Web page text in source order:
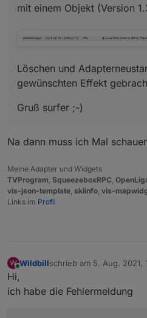
mit einem Objekt (Version
Löschen und
gewünschten Effekt
Gruß surfer ;-)
Na dann muss ich Mal
Meine Adapter und Widgets
TVProgram, SqueezeboxRPC,
vis-json-template, skiinfo, vis-
Links im Profil
W Wildbillschrieb am 5. Aug. 2021,
zuletzt editiert von
Hi,
ich habe die Fehlermeldung